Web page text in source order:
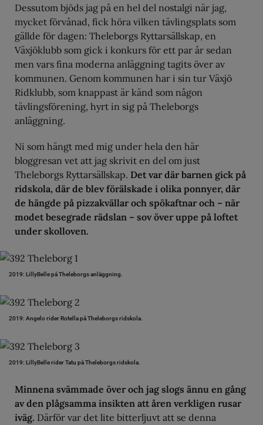
Dessutom bjöds jag på en hel del nostalgi när jag,
mycket förvånad, fick höra vilken tävlingsplats som
gällde för dagen: Theleborgs Ryttarsällskap, en
Växjöklubb som gick i konkurs för ett par år sedan
men vars fina moderna anläggning tagits över av
kommunen. Genom kommunen har i sin tur Växjö
Ridklubb, som knappast är känd som någon
tävlingsförening, hyrt in sig på Theleborgs
anläggning.
Ni som hängt med mig under hela den här
bloggresan vet att jag skrivit en del om just
Theleborgs Ryttarsällskap. Det var där barnen gick på
ridskola, där de blev förälskade i olika ponnyer, där
de hängde på pizzakvällar och spökaftnar och – när
modet besegrade rädslan – sov över uppe på loftet
under skolloven.
2019: LillyBelle på Theleborgs anläggning.
2019: Angelo rider Rotella på Theleborgs ridskola.
2019: LillyBelle rider Tatu på Theleborgs ridskola.
Minnena svämmade över och jag slogs ännu en gång
av den plågsamma insikten att åren verkligen rusar
iväg. Därför var det lite bitterljuvt att se denna